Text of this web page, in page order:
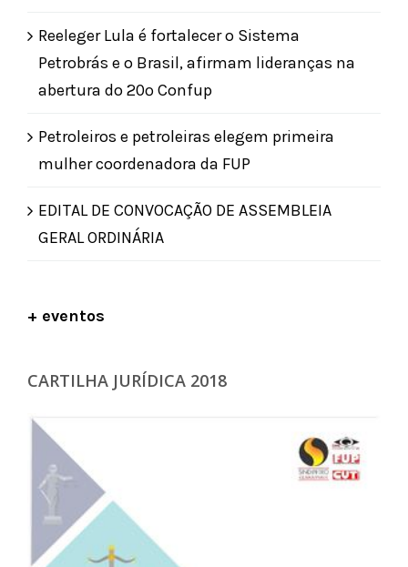
Reeleger Lula é fortalecer o Sistema
Petrobrás e o Brasil, afirmam lideranças na
abertura do 20º Confup
Petroleiros e petroleiras elegem primeira
mulher coordenadora da FUP
EDITAL DE CONVOCAÇÃO DE ASSEMBLEIA
GERAL ORDINÁRIA
+ eventos
CARTILHA JURÍDICA 2018